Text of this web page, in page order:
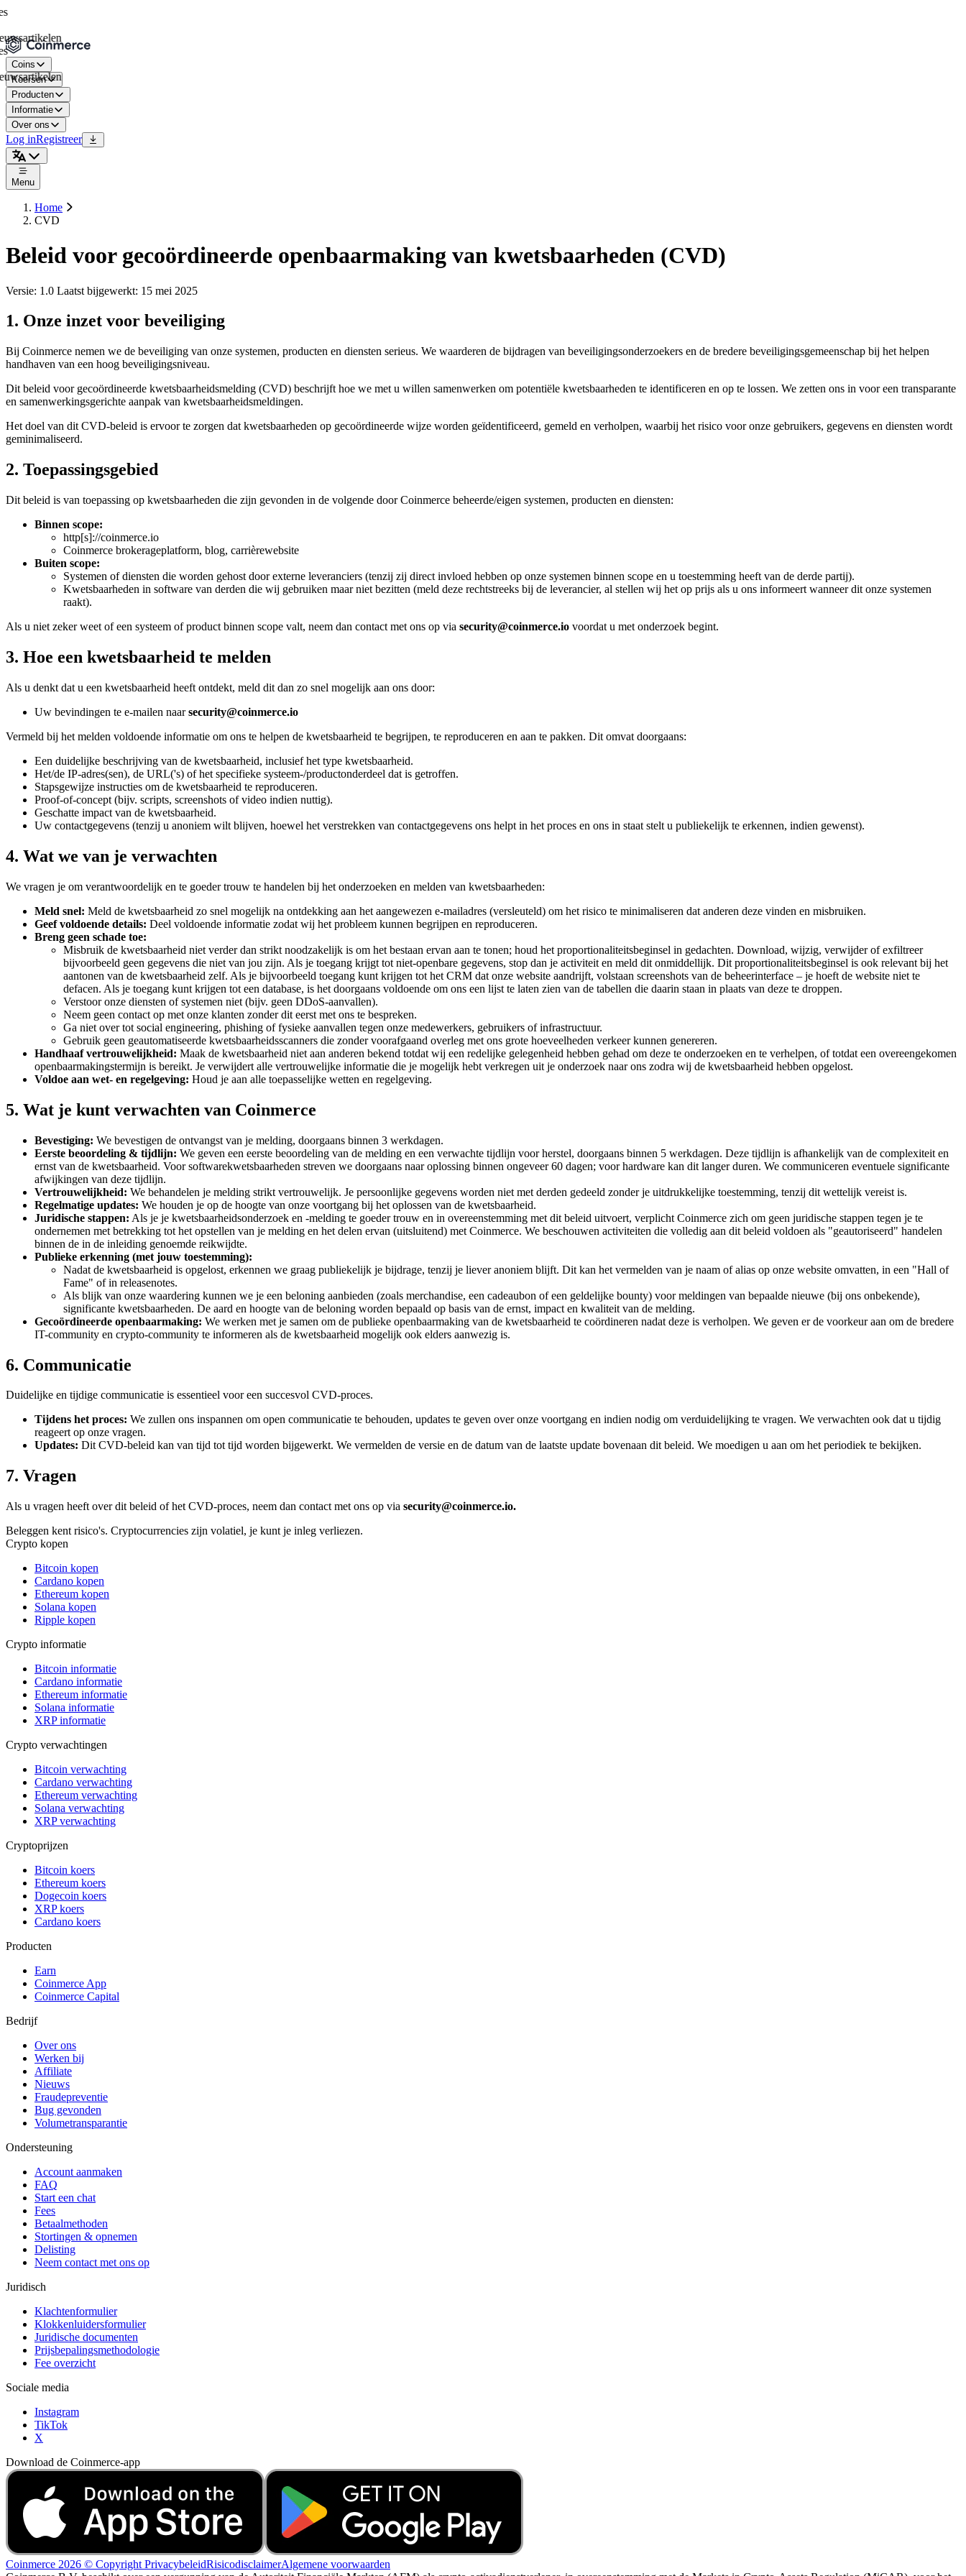
Coins
Koersen
Producten
Informatie
Over ons
Log inRegistreer
Menu
Home
CVD
Beleid voor gecoördineerde openbaarmaking van kwetsbaarheden (CVD)
Versie: 1.0 Laatst bijgewerkt: 15 mei 2025
1. Onze inzet voor beveiliging
Bij Coinmerce nemen we de beveiliging van onze systemen, producten en diensten serieus. We waarderen de bijdragen van beveiligingsonderzoekers en de bredere beveiligingsgemeenschap bij het helpen
handhaven van een hoog beveiligingsniveau.
Dit beleid voor gecoördineerde kwetsbaarheidsmelding (CVD) beschrijft hoe we met u willen samenwerken om potentiële kwetsbaarheden te identificeren en op te lossen. We zetten ons in voor een transparante
en samenwerkingsgerichte aanpak van kwetsbaarheidsmeldingen.
Het doel van dit CVD-beleid is ervoor te zorgen dat kwetsbaarheden op gecoördineerde wijze worden geïdentificeerd, gemeld en verholpen, waarbij het risico voor onze gebruikers, gegevens en diensten wordt
geminimaliseerd.
2. Toepassingsgebied
Dit beleid is van toepassing op kwetsbaarheden die zijn gevonden in de volgende door Coinmerce beheerde/eigen systemen, producten en diensten:
Binnen scope:
http[s]://coinmerce.io
Coinmerce brokerageplatform, blog, carrièrewebsite
Buiten scope:
Systemen of diensten die worden gehost door externe leveranciers (tenzij zij direct invloed hebben op onze systemen binnen scope en u toestemming heeft van de derde partij).
Kwetsbaarheden in software van derden die wij gebruiken maar niet bezitten (meld deze rechtstreeks bij de leverancier, al stellen wij het op prijs als u ons informeert wanneer dit onze systemen
raakt).
Als u niet zeker weet of een systeem of product binnen scope valt, neem dan contact met ons op via security@coinmerce.io voordat u met onderzoek begint.
3. Hoe een kwetsbaarheid te melden
Als u denkt dat u een kwetsbaarheid heeft ontdekt, meld dit dan zo snel mogelijk aan ons door:
Uw bevindingen te e-mailen naarsecurity@coinmerce.io
Vermeld bij het melden voldoende informatie om ons te helpen de kwetsbaarheid te begrijpen, te reproduceren en aan te pakken. Dit omvat doorgaans:
Een duidelijke beschrijving van de kwetsbaarheid, inclusief het type kwetsbaarheid.
Het/de IP-adres(sen), de URL('s) of het specifieke systeem-/productonderdeel dat is getroffen.
Stapsgewijze instructies om de kwetsbaarheid te reproduceren.
Proof-of-concept (bijv. scripts, screenshots of video indien nuttig).
Geschatte impact van de kwetsbaarheid.
Uw contactgegevens (tenzij u anoniem wilt blijven, hoewel het verstrekken van contactgegevens ons helpt in het proces en ons in staat stelt u publiekelijk te erkennen, indien gewenst).
4. Wat we van je verwachten
We vragen je om verantwoordelijk en te goeder trouw te handelen bij het onderzoeken en melden van kwetsbaarheden:
Meld snel: Meld de kwetsbaarheid zo snel mogelijk na ontdekking aan het aangewezen e-mailadres (versleuteld) om het risico te minimaliseren dat anderen deze vinden en misbruiken.
Geef voldoende details: Deel voldoende informatie zodat wij het probleem kunnen begrijpen en reproduceren.
Breng geen schade toe:
Misbruik de kwetsbaarheid niet verder dan strikt noodzakelijk is om het bestaan ervan aan te tonen; houd het proportionaliteitsbeginsel in gedachten. Download, wijzig, verwijder of exfiltreer
bijvoorbeeld geen gegevens die niet van jou zijn. Als je toegang krijgt tot niet-openbare gegevens, stop dan je activiteit en meld dit onmiddellijk. Dit proportionaliteitsbeginsel is ook relevant bij het
aantonen van de kwetsbaarheid zelf. Als je bijvoorbeeld toegang kunt krijgen tot het CRM dat onze website aandrijft, volstaan screenshots van de beheerinterface – je hoeft de website niet te
defacen. Als je toegang kunt krijgen tot een database, is het doorgaans voldoende om ons een lijst te laten zien van de tabellen die daarin staan in plaats van deze te droppen.
Verstoor onze diensten of systemen niet (bijv. geen DDoS-aanvallen).
Neem geen contact op met onze klanten zonder dit eerst met ons te bespreken.
Ga niet over tot social engineering, phishing of fysieke aanvallen tegen onze medewerkers, gebruikers of infrastructuur.
Gebruik geen geautomatiseerde kwetsbaarheidsscanners die zonder voorafgaand overleg met ons grote hoeveelheden verkeer kunnen genereren.
Handhaaf vertrouwelijkheid: Maak de kwetsbaarheid niet aan anderen bekend totdat wij een redelijke gelegenheid hebben gehad om deze te onderzoeken en te verhelpen, of totdat een overeengekomen
openbaarmakingstermijn is bereikt. Je verwijdert alle vertrouwelijke informatie die je mogelijk hebt verkregen uit je onderzoek naar ons zodra wij de kwetsbaarheid hebben opgelost.
Voldoe aan wet- en regelgeving: Houd je aan alle toepasselijke wetten en regelgeving.
5. Wat je kunt verwachten van Coinmerce
Bevestiging: We bevestigen de ontvangst van je melding, doorgaans binnen 3 werkdagen.
Eerste beoordeling & tijdlijn: We geven een eerste beoordeling van de melding en een verwachte tijdlijn voor herstel, doorgaans binnen 5 werkdagen. Deze tijdlijn is afhankelijk van de complexiteit en
ernst van de kwetsbaarheid. Voor softwarekwetsbaarheden streven we doorgaans naar oplossing binnen ongeveer 60 dagen; voor hardware kan dit langer duren. We communiceren eventuele significante
afwijkingen van deze tijdlijn.
Vertrouwelijkheid: We behandelen je melding strikt vertrouwelijk. Je persoonlijke gegevens worden niet met derden gedeeld zonder je uitdrukkelijke toestemming, tenzij dit wettelijk vereist is.
Regelmatige updates: We houden je op de hoogte van onze voortgang bij het oplossen van de kwetsbaarheid.
Juridische stappen: Als je je kwetsbaarheidsonderzoek en -melding te goeder trouw en in overeenstemming met dit beleid uitvoert, verplicht Coinmerce zich om geen juridische stappen tegen je te
ondernemen met betrekking tot het opstellen van je melding en het delen ervan (uitsluitend) met Coinmerce. We beschouwen activiteiten die volledig aan dit beleid voldoen als "geautoriseerd" handelen
binnen de in de inleiding genoemde reikwijdte.
Publieke erkenning (met jouw toestemming):
Nadat de kwetsbaarheid is opgelost, erkennen we graag publiekelijk je bijdrage, tenzij je liever anoniem blijft. Dit kan het vermelden van je naam of alias op onze website omvatten, in een "Hall of
Fame" of in releasenotes.
Als blijk van onze waardering kunnen we je een beloning aanbieden (zoals merchandise, een cadeaubon of een geldelijke bounty) voor meldingen van bepaalde nieuwe (bij ons onbekende),
significante kwetsbaarheden. De aard en hoogte van de beloning worden bepaald op basis van de ernst, impact en kwaliteit van de melding.
Gecoördineerde openbaarmaking: We werken met je samen om de publieke openbaarmaking van de kwetsbaarheid te coördineren nadat deze is verholpen. We geven er de voorkeur aan om de bredere
IT-community en crypto-community te informeren als de kwetsbaarheid mogelijk ook elders aanwezig is.
6. Communicatie
Duidelijke en tijdige communicatie is essentieel voor een succesvol CVD-proces.
Tijdens het proces: We zullen ons inspannen om open communicatie te behouden, updates te geven over onze voortgang en indien nodig om verduidelijking te vragen. We verwachten ook dat u tijdig
reageert op onze vragen.
Updates: Dit CVD-beleid kan van tijd tot tijd worden bijgewerkt. We vermelden de versie en de datum van de laatste update bovenaan dit beleid. We moedigen u aan om het periodiek te bekijken.
7. Vragen
Als u vragen heeft over dit beleid of het CVD-proces, neem dan contact met ons op via security@coinmerce.io.
Beleggen kent risico's. Cryptocurrencies zijn volatiel, je kunt je inleg verliezen.
Crypto kopen
Bitcoin kopen
Cardano kopen
Ethereum kopen
Solana kopen
Ripple kopen
Crypto informatie
Bitcoin informatie
Cardano informatie
Ethereum informatie
Solana informatie
XRP informatie
Crypto verwachtingen
Bitcoin verwachting
Cardano verwachting
Ethereum verwachting
Solana verwachting
XRP verwachting
Cryptoprijzen
Bitcoin koers
Ethereum koers
Dogecoin koers
XRP koers
Cardano koers
Producten
Earn
Coinmerce App
Coinmerce Capital
Bedrijf
Over ons
Werken bij
Affiliate
Nieuws
Fraudepreventie
Bug gevonden
Volumetransparantie
Ondersteuning
Account aanmaken
FAQ
Start een chat
Fees
Betaalmethoden
Stortingen & opnemen
Delisting
Neem contact met ons op
Juridisch
Klachtenformulier
Klokkenluidersformulier
Juridische documenten
Prijsbepalingsmethodologie
Fee overzicht
Sociale media
Instagram
TikTok
X
Download de Coinmerce-app
Coinmerce 2026 © Copyright PrivacybeleidRisicodisclaimerAlgemene voorwaarden